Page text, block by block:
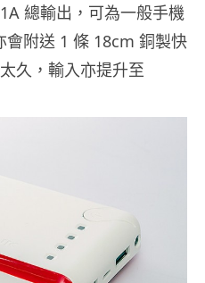
總輸出，可為一般手機
附送 1 條 18cm 銅製快
久，輸入亦提升至